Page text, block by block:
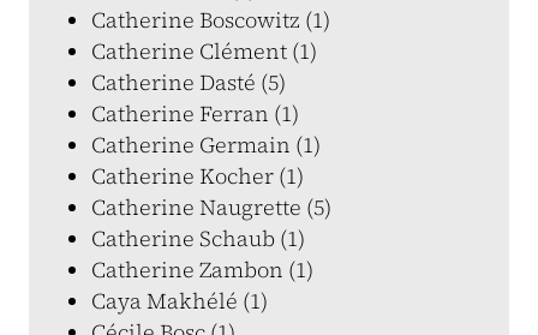
Catherine Boscowitz (1)
Catherine Clément (1)
Catherine Dasté (5)
Catherine Ferran (1)
Catherine Germain (1)
Catherine Kocher (1)
Catherine Naugrette (5)
Catherine Schaub (1)
Catherine Zambon (1)
Caya Makhélé (1)